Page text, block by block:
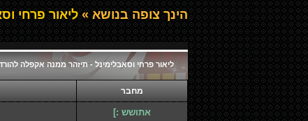
הינך צופה בנושא » ליאור פרחי
ליאור פרחי וסאבלימינל - תיזהר ממנה אקפלה
מחבר
אתושש :]